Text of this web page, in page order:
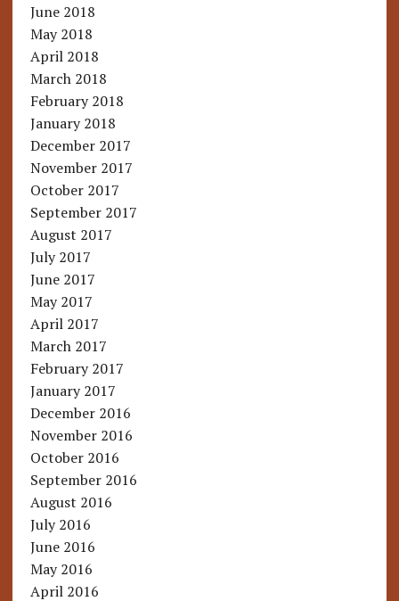
June 2018
May 2018
April 2018
March 2018
February 2018
January 2018
December 2017
November 2017
October 2017
September 2017
August 2017
July 2017
June 2017
May 2017
April 2017
March 2017
February 2017
January 2017
December 2016
November 2016
October 2016
September 2016
August 2016
July 2016
June 2016
May 2016
April 2016